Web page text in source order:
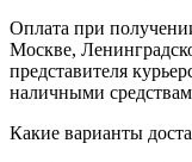
Оплата при
Москве,
представителя
наличными
Какие варианты